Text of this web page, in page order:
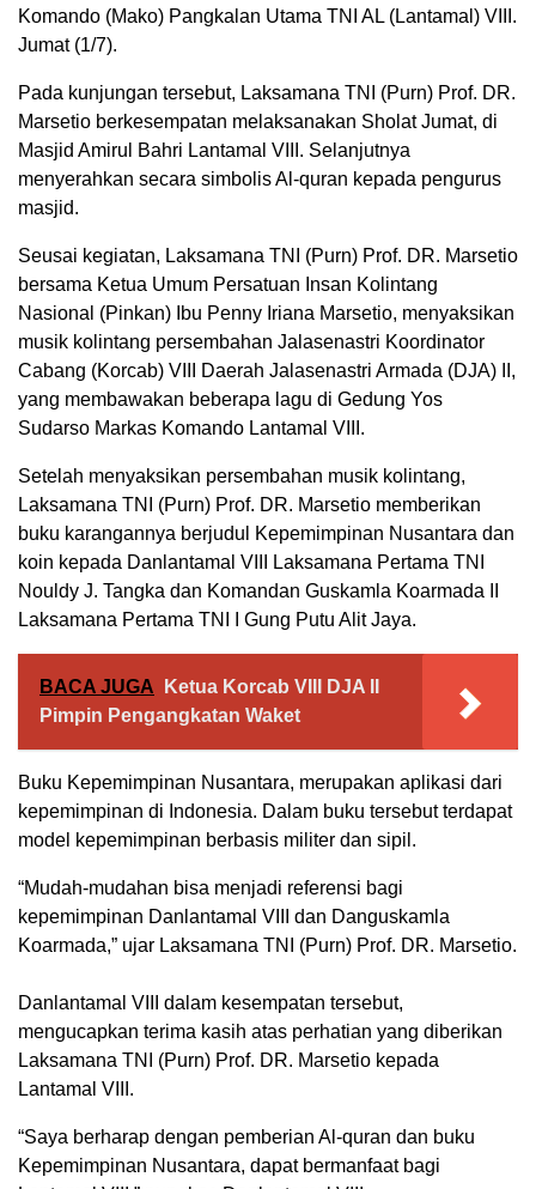
Komando (Mako) Pangkalan Utama TNI AL (Lantamal) VIII.
Jumat (1/7).
Pada kunjungan tersebut, Laksamana TNI (Purn) Prof. DR.
Marsetio berkesempatan melaksanakan Sholat Jumat, di
Masjid Amirul Bahri Lantamal VIII. Selanjutnya
menyerahkan secara simbolis Al-quran kepada pengurus
masjid.
Seusai kegiatan, Laksamana TNI (Purn) Prof. DR. Marsetio
bersama Ketua Umum Persatuan Insan Kolintang
Nasional (Pinkan) Ibu Penny Iriana Marsetio, menyaksikan
musik kolintang persembahan Jalasenastri Koordinator
Cabang (Korcab) VIII Daerah Jalasenastri Armada (DJA) II,
yang membawakan beberapa lagu di Gedung Yos
Sudarso Markas Komando Lantamal VIII.
Setelah menyaksikan persembahan musik kolintang,
Laksamana TNI (Purn) Prof. DR. Marsetio memberikan
buku karangannya berjudul Kepemimpinan Nusantara dan
koin kepada Danlantamal VIII Laksamana Pertama TNI
Nouldy J. Tangka dan Komandan Guskamla Koarmada II
Laksamana Pertama TNI I Gung Putu Alit Jaya.
BACA JUGA
Ketua Korcab VIII DJA II
Pimpin Pengangkatan Waket
Buku Kepemimpinan Nusantara, merupakan aplikasi dari
kepemimpinan di Indonesia. Dalam buku tersebut terdapat
model kepemimpinan berbasis militer dan sipil.
“Mudah-mudahan bisa menjadi referensi bagi
kepemimpinan Danlantamal VIII dan Danguskamla
Koarmada,” ujar Laksamana TNI (Purn) Prof. DR. Marsetio.
Danlantamal VIII dalam kesempatan tersebut,
mengucapkan terima kasih atas perhatian yang diberikan
Laksamana TNI (Purn) Prof. DR. Marsetio kepada
Lantamal VIII.
“Saya berharap dengan pemberian Al-quran dan buku
Kepemimpinan Nusantara, dapat bermanfaat bagi